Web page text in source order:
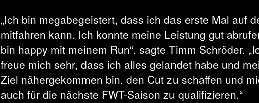
„Ich bin megabegeistert, dass ich das erste Mal auf
mitfahren kann. Ich konnte meine Leistung gut
bin happy mit meinem Run“, sagte Timm Schröder.
freue mich sehr, dass ich alles gelandet habe und
Ziel nähergekommen bin, den Cut zu schaffen und
auch für die nächste FWT-Saison zu qualifizieren.“